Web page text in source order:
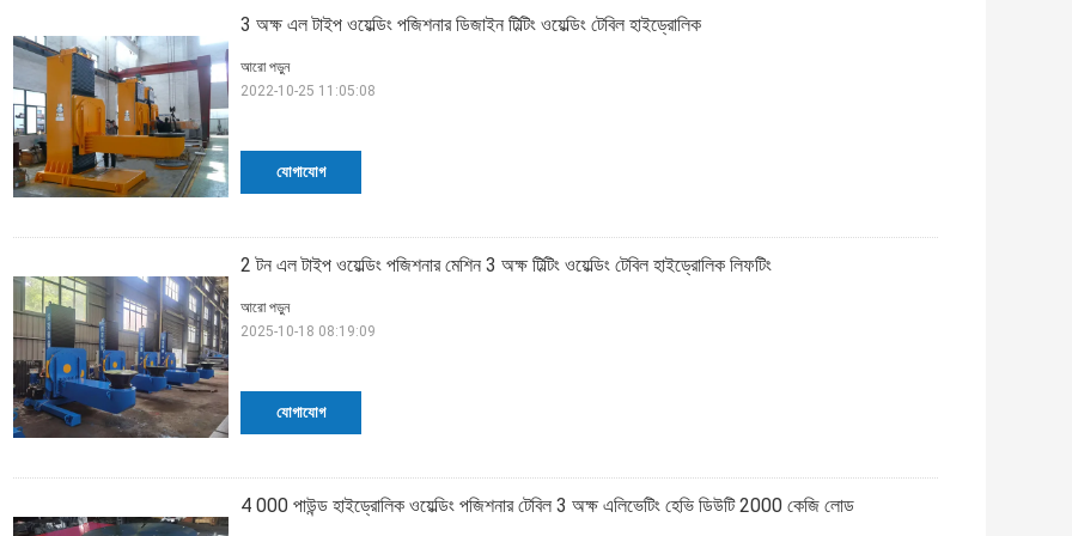
3 অক্ষ এল টাইপ ওয়েল্ডিং পজিশনার ডিজাইন টিল্টিং ওয়েল্ডিং টেবিল হাইড্রোলিক
যোগাযোগ
আরো পড়ুন
2022-10-25 11:05:08
2 টন এল টাইপ ওয়েল্ডিং পজিশনার মেশিন 3 অক্ষ টিল্টিং ওয়েল্ডিং টেবিল হাইড্রোলিক লিফটিং
যোগাযোগ
আরো পড়ুন
2025-10-18 08:19:09
4 000 পাউন্ড হাইড্রোলিক ওয়েল্ডিং পজিশনার টেবিল 3 অক্ষ এলিভেটিং হেভি ডিউটি ​​2000 কেজি লোড